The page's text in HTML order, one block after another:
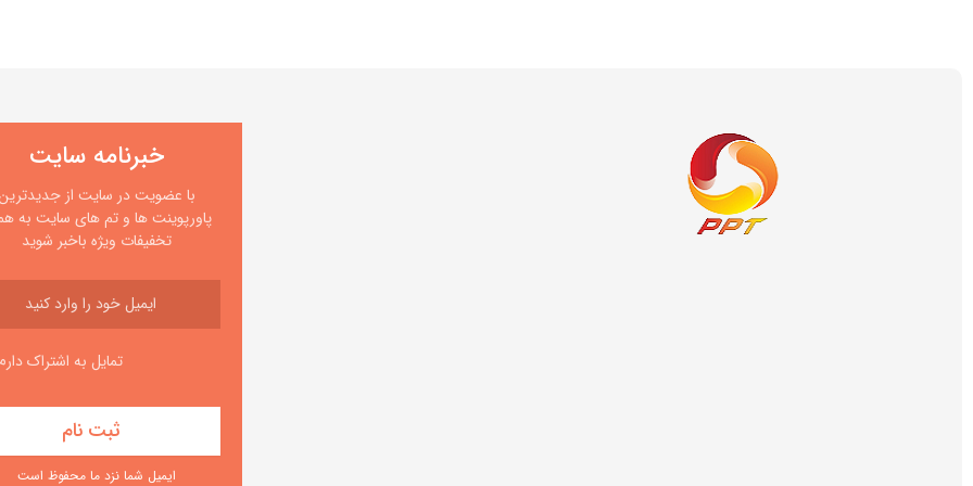
خبرنامه سایت
با عضویت در سایت از
پاورپوینت ها و تم های سایت به
تخفیفات ویژه باخبر شوید
تمایل به اشتراک
ایمیل شما نزد ما محفوظ است